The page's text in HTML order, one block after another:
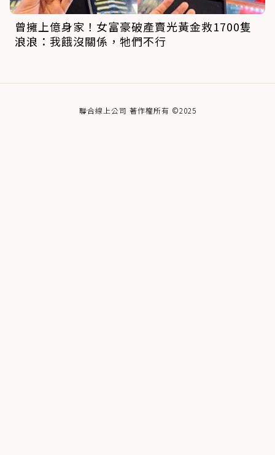
曾擁上億身家！女富豪破產賣光黃金救1700隻
浪浪：我餓沒關係，牠們不行
聯合線上公司 著作權所有 ©2025